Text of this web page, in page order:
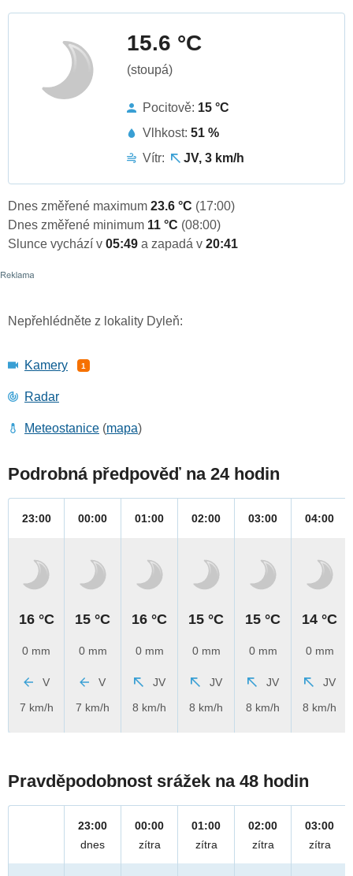
15.6 °C
(stoupá)
Pocitově: 15 °C
Vlhkost: 51 %
Vítr:
JV, 3 km/h
Dnes změřené maximum 23.6 °C (17:00)
Dnes změřené minimum 11 °C (08:00)
Slunce vychází v 05:49 a zapadá v 20:41
Nepřehlédněte z lokality Dyleň:
Kamery 1
Radar
Meteostanice (mapa)
Podrobná předpověď na 24 hodin
23:00
16 °C
0 mm
V
7 km/h
00:00
15 °C
0 mm
V
7 km/h
01:00
16 °C
0 mm
JV
8 km/h
02:00
15 °C
0 mm
JV
8 km/h
03:00
15 °C
0 mm
JV
8 km/h
04:00
14 °C
0 mm
JV
8 km/h
Pravděpodobnost srážek na 48 hodin
23:00
dnes
00:00
zítra
01:00
zítra
02:00
zítra
03:00
zítra